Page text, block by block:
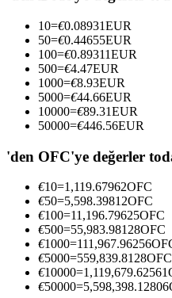
Kopya Tüccarı Olun
Kâr paylaşımı ve kopya
Bilgi
10=€0.08931EUR
50=€0.44655EUR
100=€0.89311EUR
500=€4.47EUR
1000=€8.93EUR
5000=€44.66EUR
10000=€89.31EUR
50000=€446.56EUR
'den OFC'ye değerler
€10=1,119.67962OFC
€50=5,598.39812OFC
€100=11,196.79625OFC
€500=55,983.98128OFC
€1000=111,967.96256
€5000=559,839.8128OFC
€10000=1,119,679.62561
€50000=5,598,398.12806